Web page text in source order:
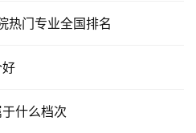
热门专业全国排名
什么档次